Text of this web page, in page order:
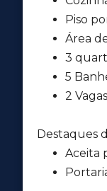
Piso
Área
3
5
2
Destaques
Aceita